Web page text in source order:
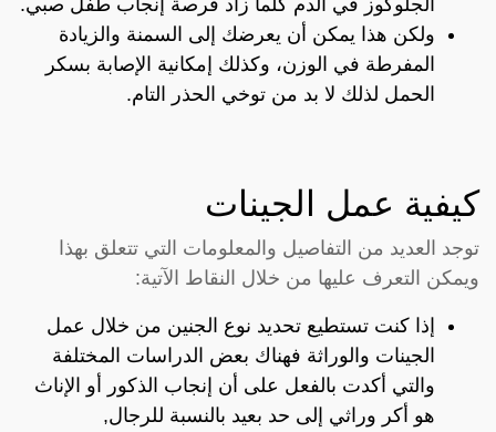
ولكن هذا يمكن أن يعرضك إلى السمنة والزيادة
المفرطة في الوزن، وكذلك إمكانية الإصابة بسكر
الحمل لذلك لا بد من توخي الحذر التام.
كيفية عمل الجينات
توجد العديد من التفاصيل والمعلومات التي تتعلق بهذا
ويمكن التعرف عليها من خلال النقاط الآتية:
إذا كنت تستطيع تحديد نوع الجنين من خلال عمل
الجينات والوراثة فهناك بعض الدراسات المختلفة
والتي أكدت بالفعل على أن إنجاب الذكور أو الإناث
هو أكر وراثي إلى حد بعيد بالنسبة للرجال,